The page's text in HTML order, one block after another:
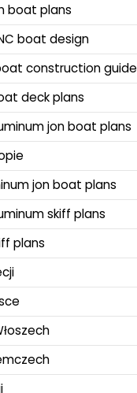
boat plans
boat design
construction guide
deck plans
jon boat plans
jon boat plans
skiff plans
plans